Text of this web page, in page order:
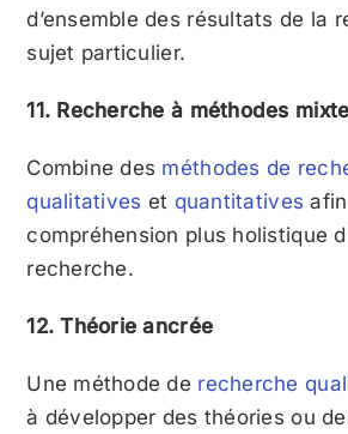
d’ensemble des résultats de la
sujet particulier.
11. Recherche à méthodes
Combine des méthodes de
qualitatives et quantitatives
compréhension plus holistique
recherche.
12. Théorie ancrée
Une méthode de recherche
à développer des théories ou